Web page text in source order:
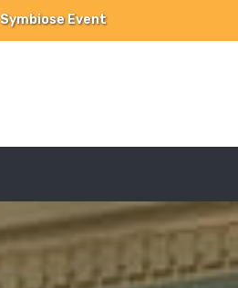
Symbiose Event